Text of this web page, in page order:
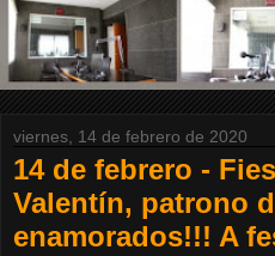
viernes, 14 de febrero de 2020
14 de febrero -
Valentín, patrono
enamorados!!! A